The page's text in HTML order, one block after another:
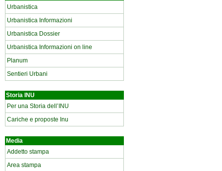
Urbanistica
Urbanistica Informazioni
Urbanistica Dossier
Urbanistica Informazioni on line
Planum
Sentieri Urbani
Storia INU
Per una Storia dell’INU
Cariche e proposte Inu
Media
Addetto stampa
Area stampa